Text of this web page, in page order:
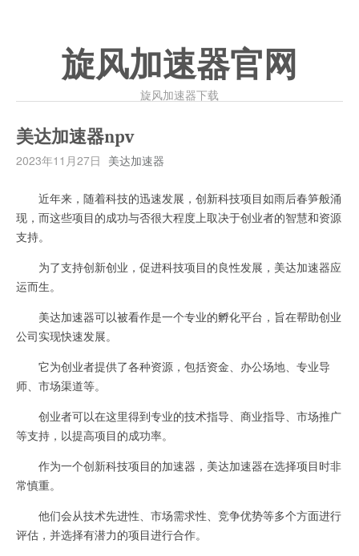
旋风加速器官网
旋风加速器下载
美达加速器npv
2023年11月27日 美达加速器
近年来，随着科技的迅速发展，创新科技项目如雨后春笋般涌
现，而这些项目的成功与否很大程度上取决于创业者的智慧和资源
支持。
为了支持创新创业，促进科技项目的良性发展，美达加速器应
运而生。
美达加速器可以被看作是一个专业的孵化平台，旨在帮助创业
公司实现快速发展。
它为创业者提供了各种资源，包括资金、办公场地、专业导
师、市场渠道等。
创业者可以在这里得到专业的技术指导、商业指导、市场推广
等支持，以提高项目的成功率。
作为一个创新科技项目的加速器，美达加速器在选择项目时非
常慎重。
他们会从技术先进性、市场需求性、竞争优势等多个方面进行
评估，并选择有潜力的项目进行合作。